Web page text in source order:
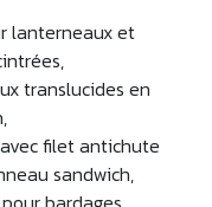
lanterneaux et
translucides en
filet antichute
sandwich,